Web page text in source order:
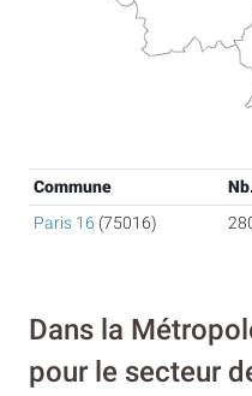
Commune
Paris 16 (75016)
Dans la
pour le secteur